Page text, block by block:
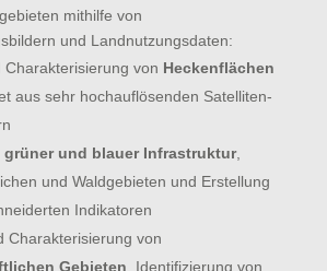
mithilfe von
und Landnutzungsdaten:
Charakterisierung von Heckenflächen
aus sehr hochauflösenden Satelliten-
grüner und blauer Infrastruktur,
und Waldgebieten und Erstellung
Indikatoren
Charakterisierung von
Gebieten , Identifizierung von